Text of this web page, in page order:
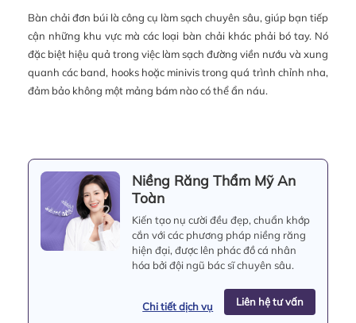
Bàn chải đơn búi là công cụ làm sạch chuyên sâu, giúp bạn tiếp
cận những khu vực mà các loại bàn chải khác phải bó tay. Nó
đặc biệt hiệu quả trong việc làm sạch đường viền nướu và xung
quanh các band, hooks hoặc minivis trong quá trình chỉnh nha,
đảm bảo không một mảng bám nào có thể ẩn náu.
Niềng Răng Thẩm Mỹ An
Toàn
Kiến tạo nụ cười đều đẹp, chuẩn khớp
cắn với các phương pháp niềng răng
hiện đại, được lên phác đồ cá nhân
hóa bởi đội ngũ bác sĩ chuyên sâu.
Chi tiết dịch vụ Liên hệ tư vấn